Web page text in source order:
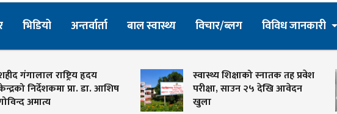
भिडियो अन्तर्वार्ता बाल स्वास्थ्य विचार/ब्लग विविध जानकारी
गंगालाल राष्ट्रिय हृदय
निर्देशकमा प्रा. डा. आशिष
अमात्य
स्वास्थ्य शिक्षाको स्नातक तह प्रवेश
परीक्षा, साउन २५ देखि आवेदन
खुला